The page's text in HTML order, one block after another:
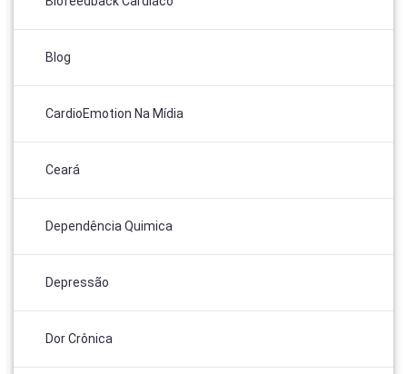
Blog
CardioEmotion Na Mídia
Ceará
Dependência Quimica
Depressão
Dor Crônica